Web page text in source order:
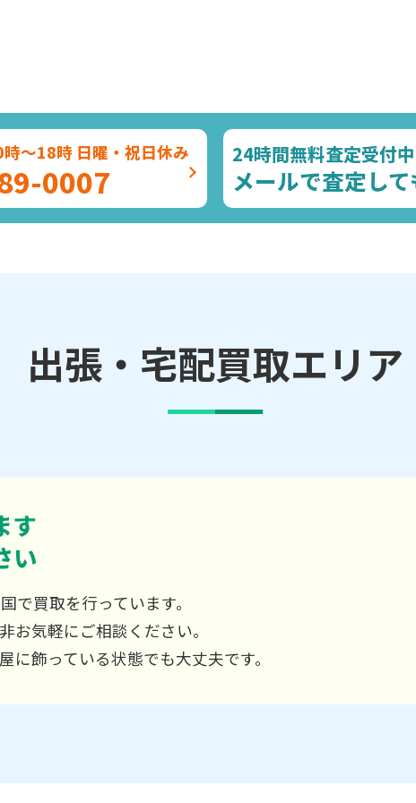
～18時 日曜・祝日休み
0007
24時間無料査定受付中
メールで査定し
出張・宅配買取エリア
す
い
で買取を行っています。
お気軽にご相談ください。
飾っている状態でも大丈夫です。